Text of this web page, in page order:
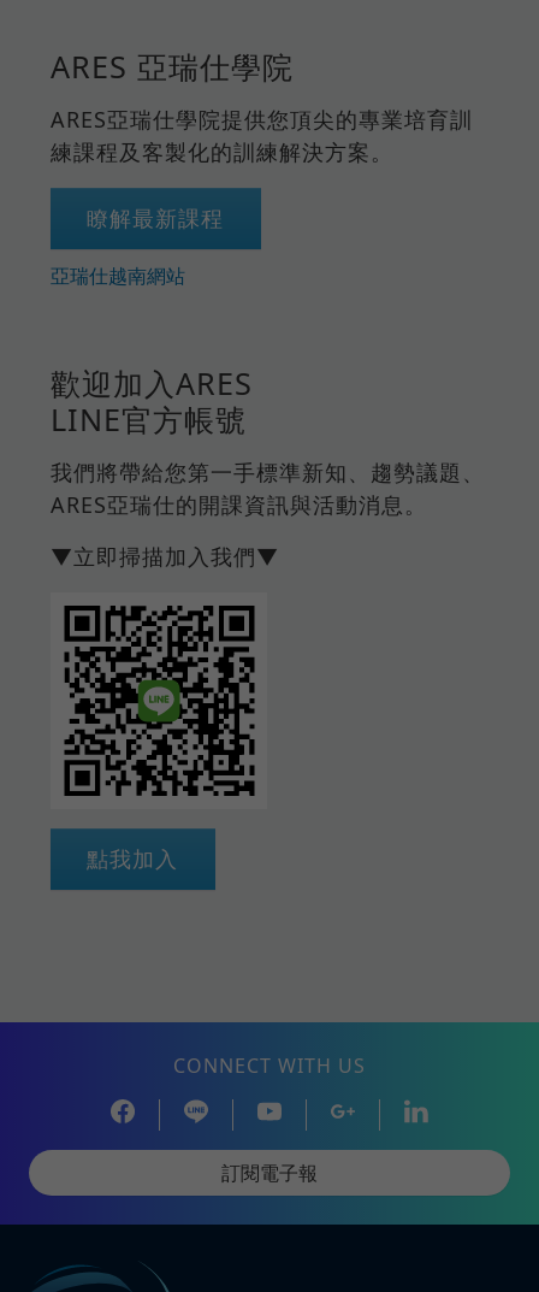
ARES 亞瑞仕學院
ARES亞瑞仕學院提供您頂尖的專業培育訓
練課程及客製化的訓練解決方案。
瞭解最新課程
亞瑞仕越南網站
歡迎加入ARES
LINE官方帳號
我們將帶給您第一手標準新知、趨勢議題、
ARES亞瑞仕的開課資訊與活動消息。
▼立即掃描加入我們▼
點我加入
CONNECT WITH US
訂閱電子報